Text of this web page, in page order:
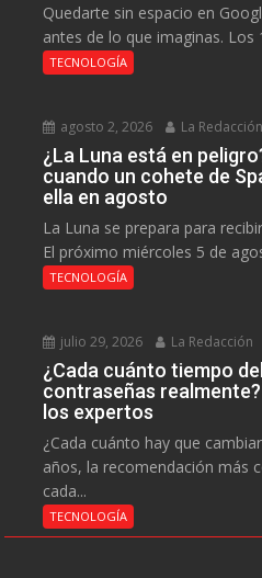
Quedarte sin espacio en
antes de lo que imaginas. Los
TECNOLOGÍA
agosto 2, 2026 La Redacción
¿La Luna está en
cuando un cohete de
ella en agosto
La Luna se prepara para
El próximo miércoles 5 de
TECNOLOGÍA
julio 29, 2026 La Redacción
¿Cada cuánto tiempo
contraseñas
los expertos
¿Cada cuánto hay que
años, la recomendación más
cada...
TECNOLOGÍA